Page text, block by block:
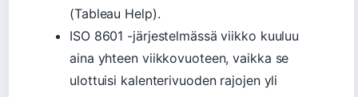
(Tableau Help).
ISO 8601 -järjestelmässä viikko kuuluu
aina yhteen viikkovuoteen, vaikka se
ulottuisi kalenterivuoden rajojen yli